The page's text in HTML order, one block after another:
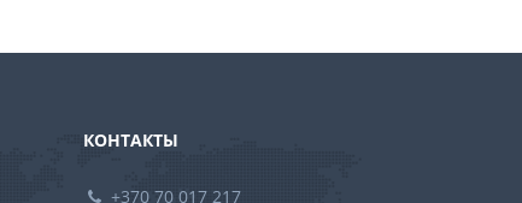
КОНТАКТЫ
+370 70 017 217